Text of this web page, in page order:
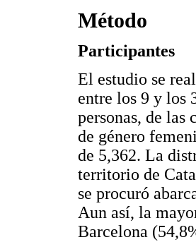
Método
Participantes
El estudio se
entre los 9 y los
personas, de las
de género
de 5,362. La
territorio de
se procuró
Aun así, la
Barcelona